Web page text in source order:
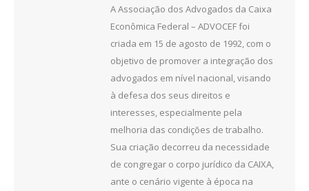
A Associação dos Advogados da Caixa
Econômica Federal – ADVOCEF foi
criada em 15 de agosto de 1992, com o
objetivo de promover a integração dos
advogados em nível nacional, visando
à defesa dos seus direitos e
interesses, especialmente pela
melhoria das condições de trabalho.
Sua criação decorreu da necessidade
de congregar o corpo jurídico da CAIXA,
ante o cenário vigente à época na